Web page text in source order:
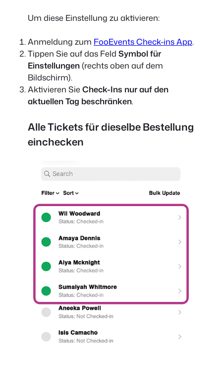
Um diese Einstellung zu aktivieren:
Anmeldung zum FooEvents Check-ins App.
Tippen Sie auf das Feld Symbol für
Einstellungen(rechts oben auf dem
Bildschirm).
Aktivieren SieCheck-Ins nur auf den
aktuellen Tag beschränken.
Alle Tickets für dieselbe Bestellung
einchecken